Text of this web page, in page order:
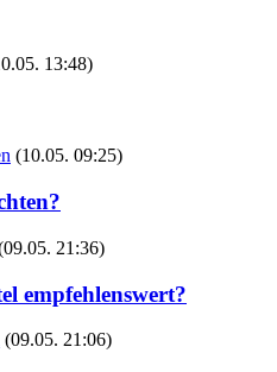
13:48)
(10.05. 09:25)
21:36)
empfehlenswert?
(09.05. 21:06)